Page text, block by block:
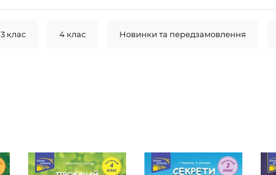
3 клас 4 клас Новинки та передзамовлення